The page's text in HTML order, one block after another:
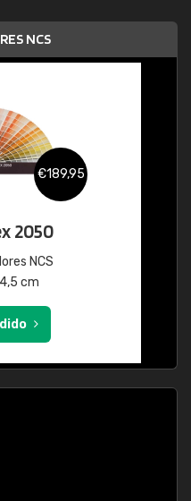
NCS
€189,95
2050
NCS
cm